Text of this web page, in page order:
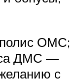
ОМС;
ДМС —
с